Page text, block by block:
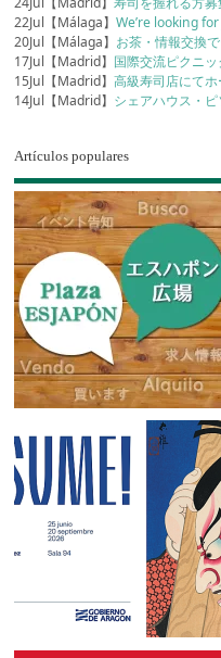
22Jul【Málaga】We’re looking
20Jul【Málaga】 お茶・情報交換
17Jul【Madrid】 国際交流ピクニ
15Jul【Madrid】高級寿司店にて
14Jul【Madrid】 シェアハウス・
Artículos populares